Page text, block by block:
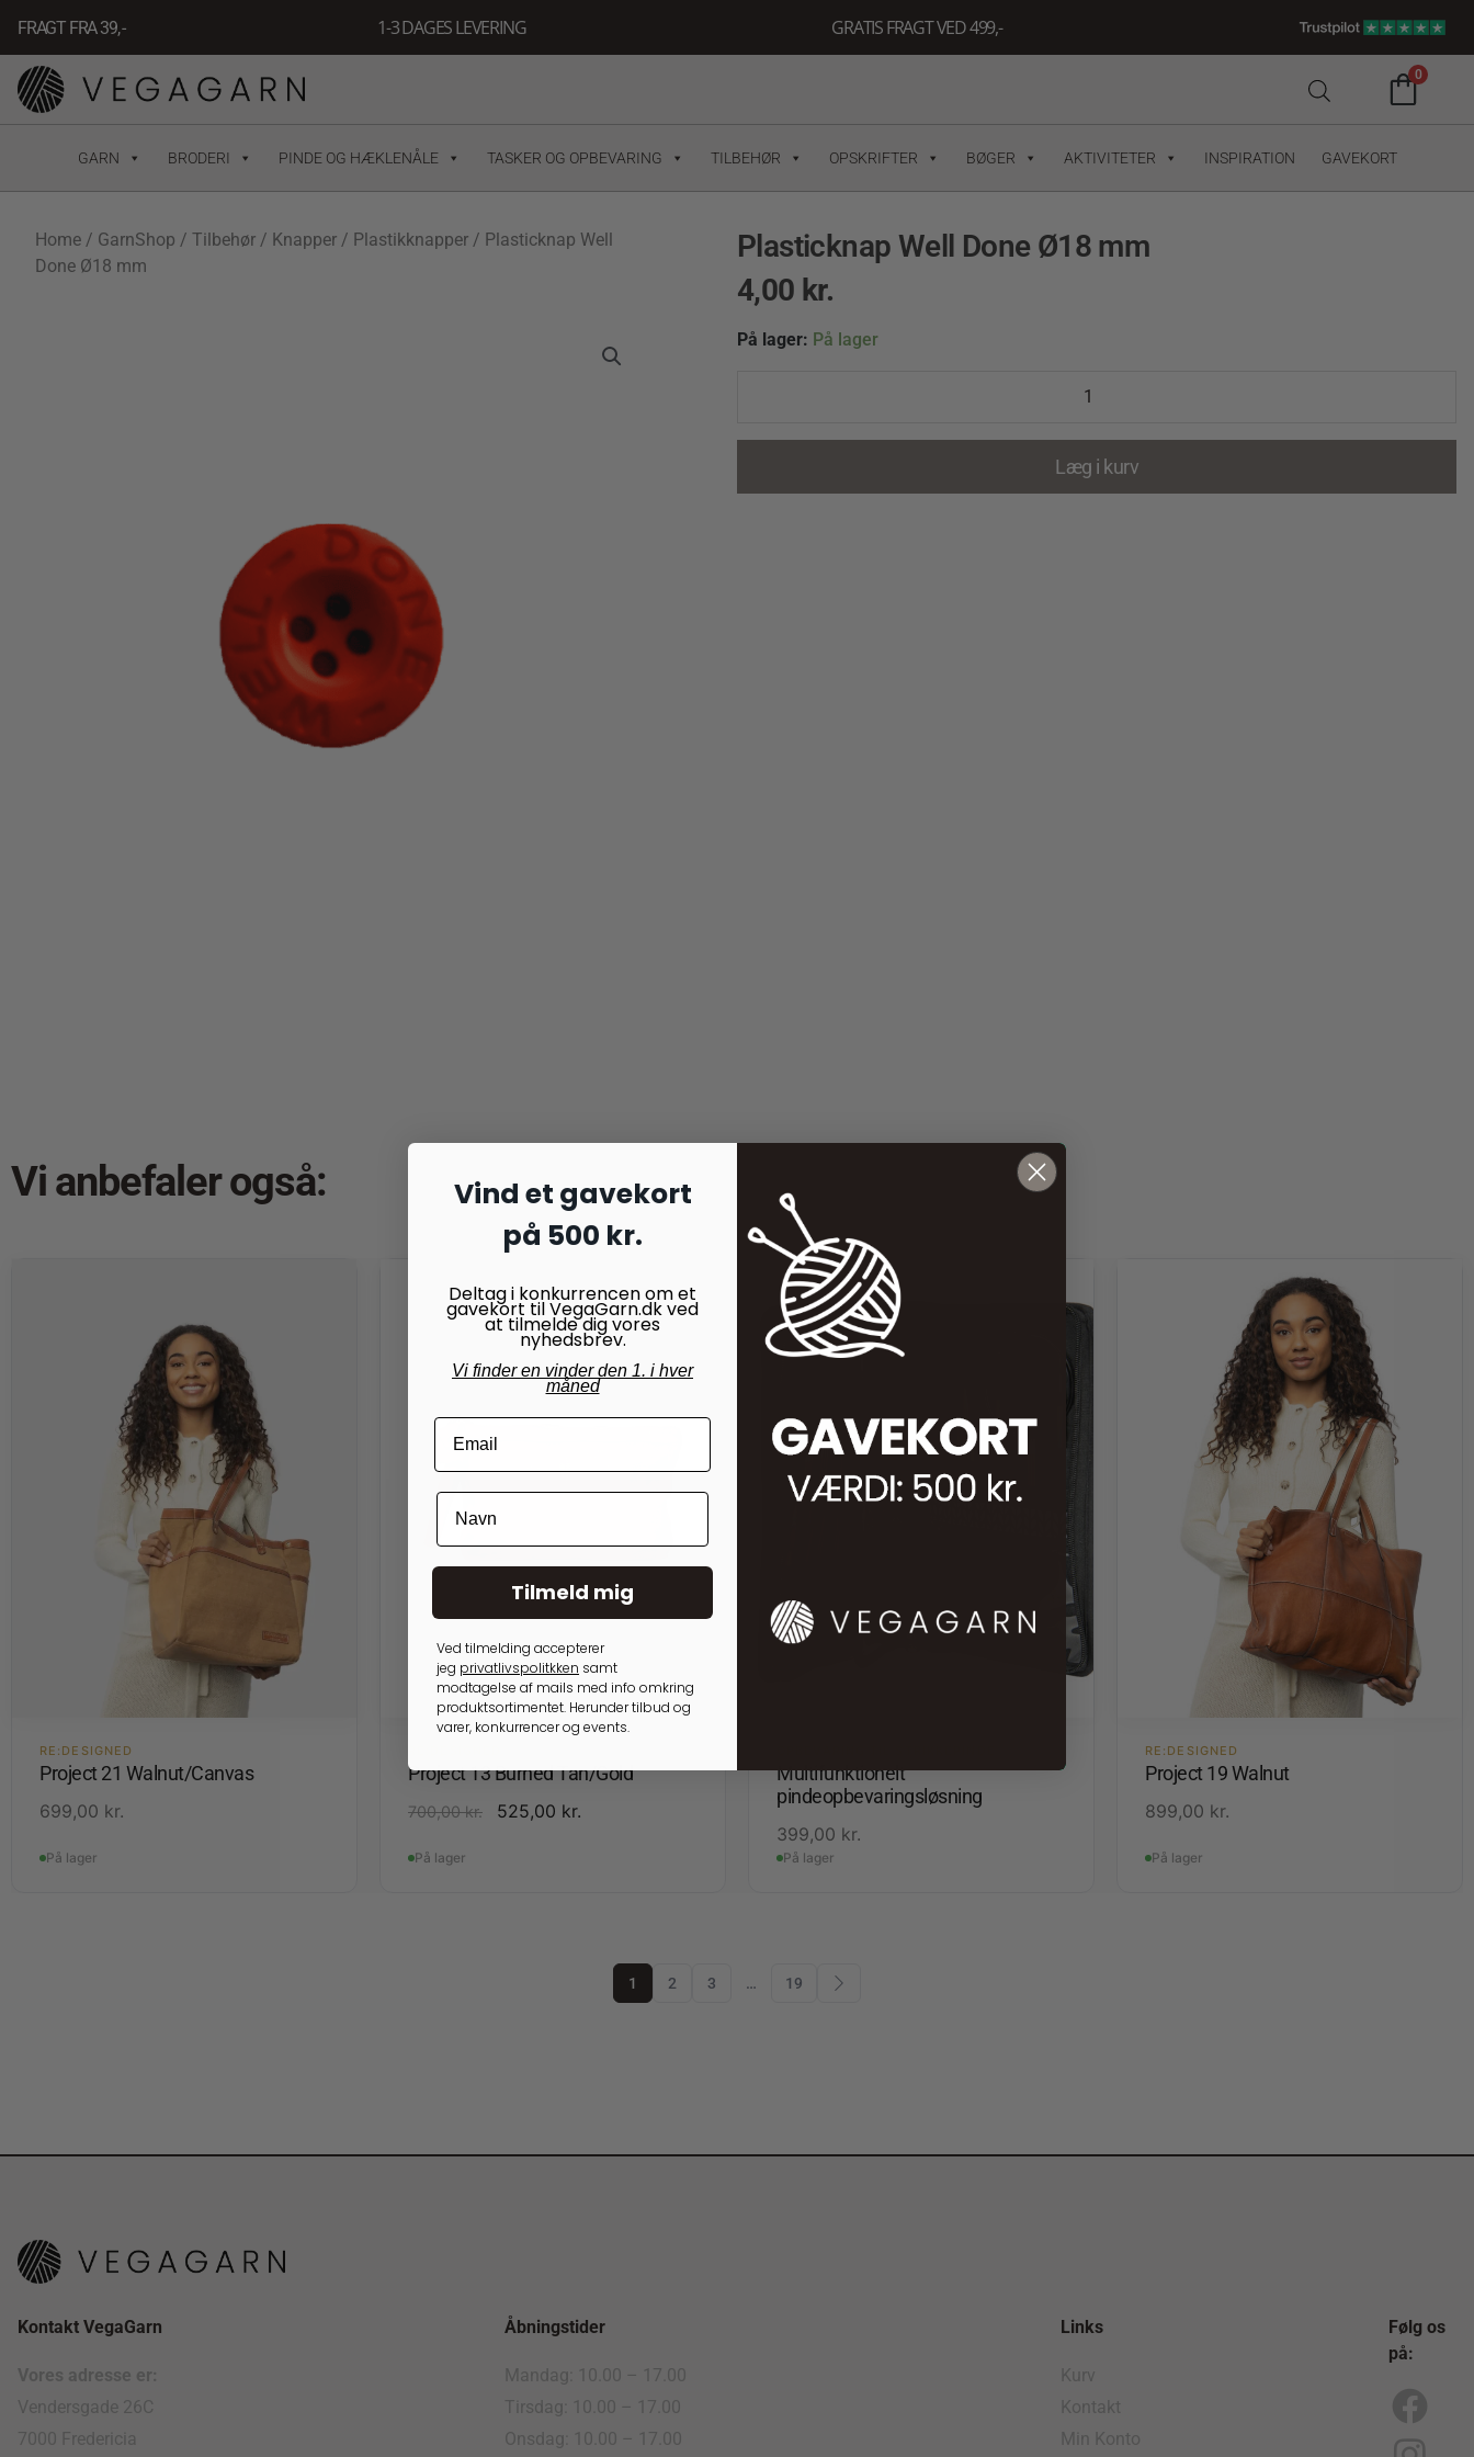
indholdet
FRAGT FRA 39, - 1-3 DAGES LEVERING GRATIS FRAGT VED 499,-
0
GARN BRODERI PINDE OG HÆKLENÅLE TASKER OG OPBEVARING TILBEHØR OPSKRIFTER BØGER AKTIVITETER INSPIRATION GAVEKORT
Home / GarnShop / Tilbehør / Knapper / Plastikknapper / Plasticknap Well
Done Ø18 mm
Plasticknap Well Done Ø18 mm
4,00 kr.
På lager: På lager
Plasticknap
mm
Læg i kurv
Vi anbefaler også:
RE:DESIGNED
Project 21 Walnut/Canvas
699,00 kr.
På lager
Project 13 Burned Tan/Gold
700,00kr. 525,00 kr.
På lager
Multifunktionelt
pindeopbevaringsløsning
399,00 kr.
På lager
RE:DESIGNED
Project 19 Walnut
899,00 kr.
På lager
1 2 3 … 19
Kontakt VegaGarn
Vores adresse er:
Vendersgade 26C
7000 Fredericia
Åbningstider
Mandag: 10.00 – 17.00
Tirsdag: 10.00 – 17.00
Onsdag: 10.00 – 17.00
Links
Kurv
Kontakt
Min Konto
Følg os
på:
F
I
Vind et gavekort
på 500 kr.
Deltag i konkurrencen om et
gavekort til VegaGarn.dk ved
at tilmelde dig vores
nyhedsbrev.
Vi finder en vinder den 1. i hver
måned
Tilmeld mig
Ved tilmelding accepterer
jeg privatlivspolitkken samt
modtagelse af mails med info omkring
produktsortimentet. Herunder tilbud og
varer, konkurrencer og events.